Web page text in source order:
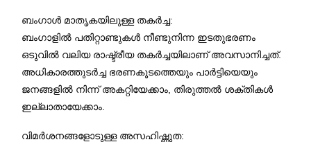
ബംഗാൾ മാതൃകയിലുള്ള തകർച്ച:
ബംഗാളിൽ പതിറ്റാണ്ടുകൾ നീണ്ടുനിന്ന ഇടതുഭരണം
ഒടുവിൽ വലിയ രാഷ്ട്രീയ തകർച്ചയിലാണ് അവസാനിച്ചത്.
അധികാരത്തുടർച്ച ഭരണകൂടത്തെയും പാർട്ടിയെയും
ജനങ്ങളിൽ നിന്ന് അകറ്റിയേക്കാം, തിരുത്തൽ ശക്തികൾ
ഇല്ലാതായേക്കാം.
വിമർശനങ്ങളോടുള്ള അസഹിഷ്ണുത: